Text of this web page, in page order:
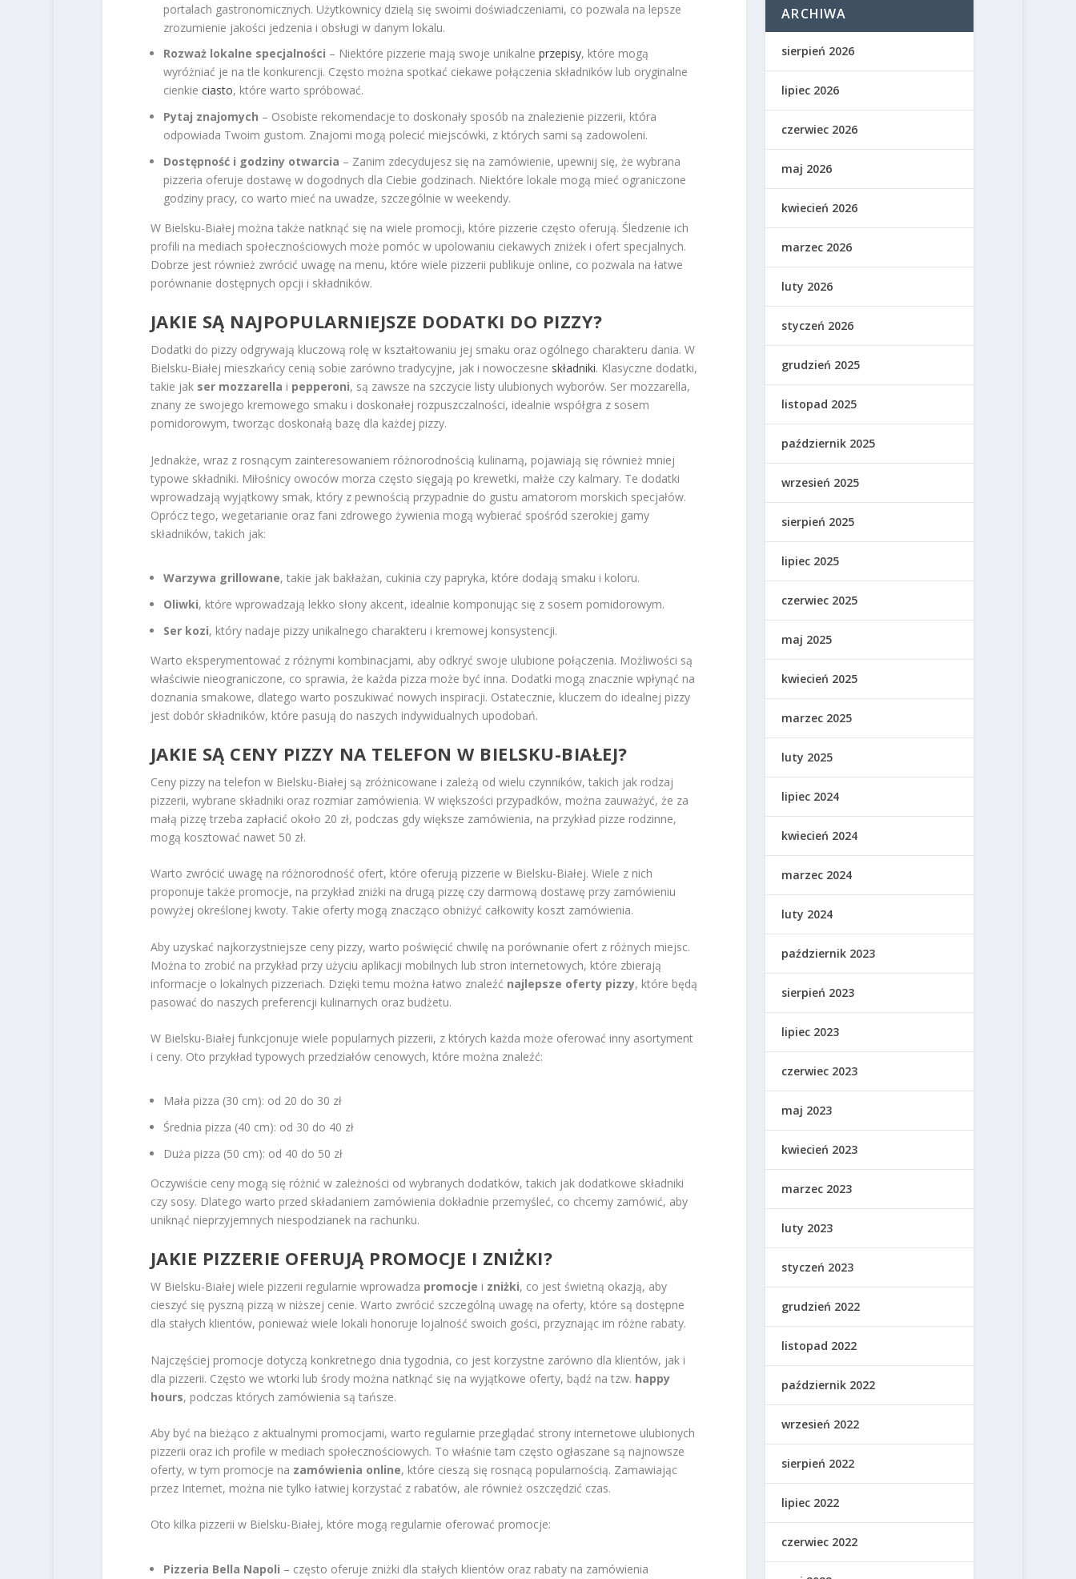
portalach gastronomicznych. Użytkownicy dzielą się swoimi doświadczeniami, co pozwala na lepsze
zrozumienie jakości jedzenia i obsługi w danym lokalu.
Rozważ lokalne specjalności – Niektóre pizzerie mają swoje unikalne przepisy, które mogą
wyróżniać je na tle konkurencji. Często można spotkać ciekawe połączenia składników lub oryginalne
cienkie ciasto, które warto spróbować.
Pytaj znajomych – Osobiste rekomendacje to doskonały sposób na znalezienie pizzerii, która
odpowiada Twoim gustom. Znajomi mogą polecić miejscówki, z których sami są zadowoleni.
Dostępność i godziny otwarcia – Zanim zdecydujesz się na zamówienie, upewnij się, że wybrana
pizzeria oferuje dostawę w dogodnych dla Ciebie godzinach. Niektóre lokale mogą mieć ograniczone
godziny pracy, co warto mieć na uwadze, szczególnie w weekendy.
W Bielsku-Białej można także natknąć się na wiele promocji, które pizzerie często oferują. Śledzenie ich
profili na mediach społecznościowych może pomóc w upolowaniu ciekawych zniżek i ofert specjalnych.
Dobrze jest również zwrócić uwagę na menu, które wiele pizzerii publikuje online, co pozwala na łatwe
porównanie dostępnych opcji i składników.
JAKIE SĄ NAJPOPULARNIEJSZE DODATKI DO PIZZY?
Dodatki do pizzy odgrywają kluczową rolę w kształtowaniu jej smaku oraz ogólnego charakteru dania. W
Bielsku-Białej mieszkańcy cenią sobie zarówno tradycyjne, jak i nowoczesne składniki. Klasyczne dodatki,
takie jak ser mozzarella i pepperoni, są zawsze na szczycie listy ulubionych wyborów. Ser mozzarella,
znany ze swojego kremowego smaku i doskonałej rozpuszczalności, idealnie współgra z sosem
pomidorowym, tworząc doskonałą bazę dla każdej pizzy.
Jednakże, wraz z rosnącym zainteresowaniem różnorodnością kulinarną, pojawiają się również mniej
typowe składniki. Miłośnicy owoców morza często sięgają po krewetki, małże czy kalmary. Te dodatki
wprowadzają wyjątkowy smak, który z pewnością przypadnie do gustu amatorom morskich specjałów.
Oprócz tego, wegetarianie oraz fani zdrowego żywienia mogą wybierać spośród szerokiej gamy
składników, takich jak:
Warzywa grillowane, takie jak bakłażan, cukinia czy papryka, które dodają smaku i koloru.
Oliwki, które wprowadzają lekko słony akcent, idealnie komponując się z sosem pomidorowym.
Ser kozi, który nadaje pizzy unikalnego charakteru i kremowej konsystencji.
Warto eksperymentować z różnymi kombinacjami, aby odkryć swoje ulubione połączenia. Możliwości są
właściwie nieograniczone, co sprawia, że każda pizza może być inna. Dodatki mogą znacznie wpłynąć na
doznania smakowe, dlatego warto poszukiwać nowych inspiracji. Ostatecznie, kluczem do idealnej pizzy
jest dobór składników, które pasują do naszych indywidualnych upodobań.
JAKIE SĄ CENY PIZZY NA TELEFON W BIELSKU-BIAŁEJ?
Ceny pizzy na telefon w Bielsku-Białej są zróżnicowane i zależą od wielu czynników, takich jak rodzaj
pizzerii, wybrane składniki oraz rozmiar zamówienia. W większości przypadków, można zauważyć, że za
małą pizzę trzeba zapłacić około 20 zł, podczas gdy większe zamówienia, na przykład pizze rodzinne,
mogą kosztować nawet 50 zł.
Warto zwrócić uwagę na różnorodność ofert, które oferują pizzerie w Bielsku-Białej. Wiele z nich
proponuje także promocje, na przykład zniżki na drugą pizzę czy darmową dostawę przy zamówieniu
powyżej określonej kwoty. Takie oferty mogą znacząco obniżyć całkowity koszt zamówienia.
Aby uzyskać najkorzystniejsze ceny pizzy, warto poświęcić chwilę na porównanie ofert z różnych miejsc.
Można to zrobić na przykład przy użyciu aplikacji mobilnych lub stron internetowych, które zbierają
informacje o lokalnych pizzeriach. Dzięki temu można łatwo znaleźć najlepsze oferty pizzy, które będą
pasować do naszych preferencji kulinarnych oraz budżetu.
W Bielsku-Białej funkcjonuje wiele popularnych pizzerii, z których każda może oferować inny asortyment
i ceny. Oto przykład typowych przedziałów cenowych, które można znaleźć:
Mała pizza (30 cm): od 20 do 30 zł
Średnia pizza (40 cm): od 30 do 40 zł
Duża pizza (50 cm): od 40 do 50 zł
Oczywiście ceny mogą się różnić w zależności od wybranych dodatków, takich jak dodatkowe składniki
czy sosy. Dlatego warto przed składaniem zamówienia dokładnie przemyśleć, co chcemy zamówić, aby
uniknąć nieprzyjemnych niespodzianek na rachunku.
JAKIE PIZZERIE OFERUJĄ PROMOCJE I ZNIŻKI?
W Bielsku-Białej wiele pizzerii regularnie wprowadza promocje i zniżki, co jest świetną okazją, aby
cieszyć się pyszną pizzą w niższej cenie. Warto zwrócić szczególną uwagę na oferty, które są dostępne
dla stałych klientów, ponieważ wiele lokali honoruje lojalność swoich gości, przyznając im różne rabaty.
Najczęściej promocje dotyczą konkretnego dnia tygodnia, co jest korzystne zarówno dla klientów, jak i
dla pizzerii. Często we wtorki lub środy można natknąć się na wyjątkowe oferty, bądź na tzw. happy
hours, podczas których zamówienia są tańsze.
Aby być na bieżąco z aktualnymi promocjami, warto regularnie przeglądać strony internetowe ulubionych
pizzerii oraz ich profile w mediach społecznościowych. To właśnie tam często ogłaszane są najnowsze
oferty, w tym promocje na zamówienia online, które cieszą się rosnącą popularnością. Zamawiając
przez Internet, można nie tylko łatwiej korzystać z rabatów, ale również oszczędzić czas.
Oto kilka pizzerii w Bielsku-Białej, które mogą regularnie oferować promocje:
Pizzeria Bella Napoli – często oferuje zniżki dla stałych klientów oraz rabaty na zamówienia
ARCHIWA
sierpień 2026
lipiec 2026
czerwiec 2026
maj 2026
kwiecień 2026
marzec 2026
luty 2026
styczeń 2026
grudzień 2025
listopad 2025
październik 2025
wrzesień 2025
sierpień 2025
lipiec 2025
czerwiec 2025
maj 2025
kwiecień 2025
marzec 2025
luty 2025
lipiec 2024
kwiecień 2024
marzec 2024
luty 2024
październik 2023
sierpień 2023
lipiec 2023
czerwiec 2023
maj 2023
kwiecień 2023
marzec 2023
luty 2023
styczeń 2023
grudzień 2022
listopad 2022
październik 2022
wrzesień 2022
sierpień 2022
lipiec 2022
czerwiec 2022